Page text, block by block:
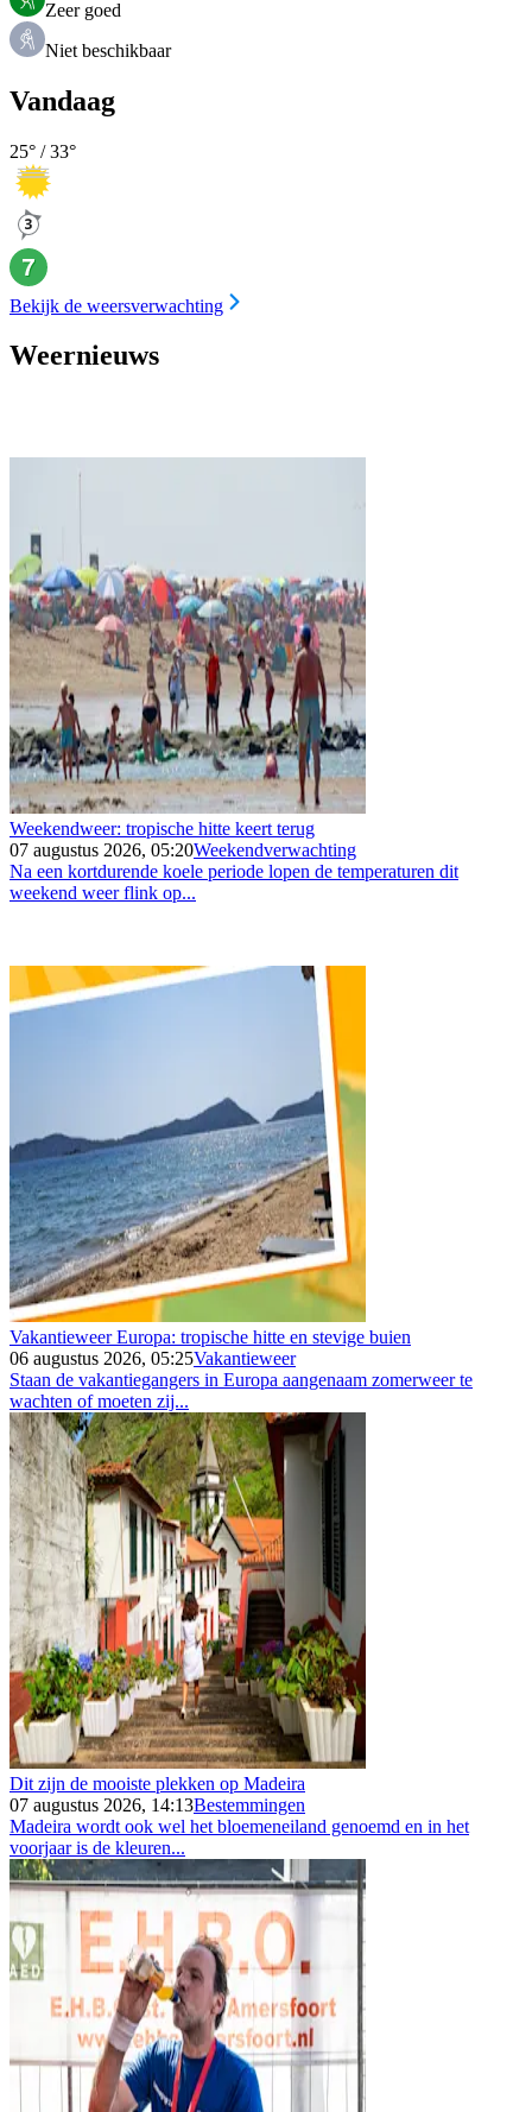
Zeer goed
Niet beschikbaar
Vandaag
25° /33°
Bekijk de weersverwachting
Weernieuws
Weekendweer: tropische hitte keert terug
07 augustus 2026, 05:20Weekendverwachting
Na een kortdurende koele periode lopen de temperaturen dit
weekend weer flink op...
Vakantieweer Europa: tropische hitte en stevige buien
06 augustus 2026, 05:25Vakantieweer
Staan de vakantiegangers in Europa aangenaam zomerweer te
wachten of moeten zij...
Dit zijn de mooiste plekken op Madeira
07 augustus 2026, 14:13Bestemmingen
Madeira wordt ook wel het bloemeneiland genoemd en in het
voorjaar is de kleuren...